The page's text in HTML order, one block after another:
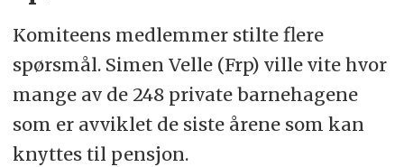
Komiteens medlemmer stilte flere
spørsmål. Simen Velle (Frp) ville vite hvor
mange av de 248 private barnehagene
som er avviklet de siste årene som kan
knyttes til pensjon.